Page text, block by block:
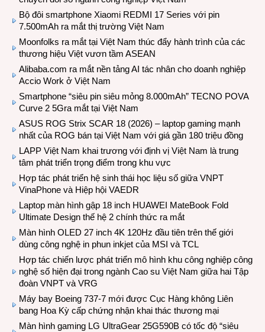
Bộ đôi smartphone Xiaomi REDMI 17 Series với pin
7.500mAh ra mắt thị trường Việt Nam
Moonfolks ra mắt tại Việt Nam thúc đẩy hành trình của các
thương hiệu Việt vươn tầm ASEAN
Alibaba.com ra mắt nền tảng AI tác nhân cho doanh nghiệp
Accio Work ở Việt Nam
Smartphone “siêu pin siêu mỏng 8.000mAh” TECNO POVA
Curve 2 5Gra mắt tại Việt Nam
ASUS ROG Strix SCAR 18 (2026) – laptop gaming mạnh
nhất của ROG bán tại Việt Nam với giá gần 180 triệu đồng
LAPP Việt Nam khai trương với định vị Việt Nam là trung
tâm phát triển trọng điểm trong khu vực
Hợp tác phát triển hệ sinh thái học liệu số giữa VNPT
VinaPhone và Hiệp hội VAEDR
Laptop màn hình gập 18 inch HUAWEI MateBook Fold
Ultimate Design thế hệ 2 chính thức ra mắt
Màn hình OLED 27 inch 4K 120Hz đầu tiên trên thế giới
dùng công nghệ in phun inkjet của MSI và TCL
Hợp tác chiến lược phát triển mô hình khu công nghiệp công
nghệ số hiện đại trong ngành Cao su Việt Nam giữa hai Tập
đoàn VNPT và VRG
Máy bay Boeing 737-7 mới được Cục Hàng không Liên
bang Hoa Kỳ cấp chứng nhận khai thác thương mại
Màn hình gaming LG UltraGear 25G590B có tốc độ “siêu